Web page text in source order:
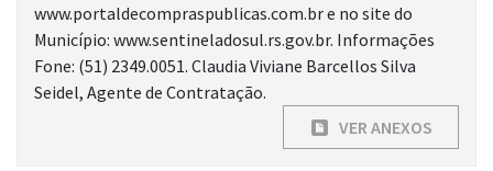
www.portaldecompraspublicas.com.br e no site do
Município: www.sentineladosul.rs.gov.br. Informações
Fone: (51) 2349.0051. Claudia Viviane Barcellos Silva
Seidel, Agente de Contratação.
VER ANEXOS